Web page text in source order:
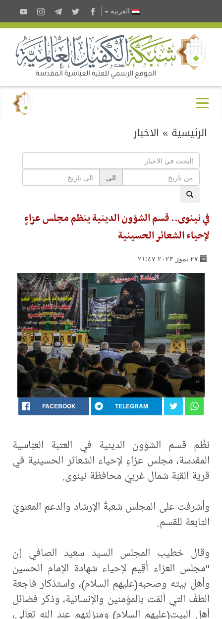
العربية
الرئيسية » الاخبار
الى
في نينوى.. قسم الشؤون الدينية ينظم مجلس عزاءٍ
لإحياء الشعائر الحسينية
٢٧ تموز ٢٠٢٣ ٢١:٤٧
FACEBOOK TELEGRAM
نظّم قسم الشؤون الدينية في العتبة العبّاسية
المقدسة، مجلس عزاءٍ لإحياء الشعائر الحسينية في
قرية القبّة شمال غربيّ محافظة نينوى.
وأشرفت على المجلس شعبةُ الإرشاد والدعم المعنويّ
التابعة للقسم.
وقال خطيب المجلس السيد سعيد الصافي إن
"مجلس العزاء أُقِيم لإحياء شهادة الإمام الحسين
وأهل بيته وصحبه(عليهم السلام)، واستذكار فاجعة
الطفّ التي ألمّت بالمؤمنين والإنسانية، وذكر فضائل
أهل البيت(عليهم السلام) ومنزلتهم عند الله تعالى،